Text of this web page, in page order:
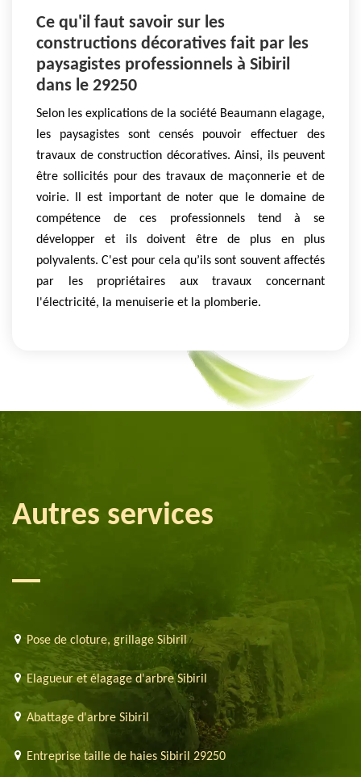
Ce qu'il faut savoir sur les
constructions décoratives fait par les
paysagistes professionnels à Sibiril
dans le 29250
Selon les explications de la société Beaumann elagage,
les paysagistes sont censés pouvoir effectuer des
travaux de construction décoratives. Ainsi, ils peuvent
être sollicités pour des travaux de maçonnerie et de
voirie. Il est important de noter que le domaine de
compétence de ces professionnels tend à se
développer et ils doivent être de plus en plus
polyvalents. C'est pour cela qu’ils sont souvent affectés
par les propriétaires aux travaux concernant
l'électricité, la menuiserie et la plomberie.
Autres services
Pose de cloture, grillage Sibiril
Elagueur et élagage d'arbre Sibiril
Abattage d'arbre Sibiril
Entreprise taille de haies Sibiril 29250